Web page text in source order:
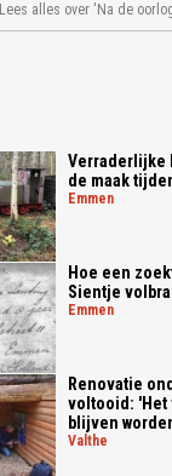
Lees alles over 'Na de
Verraderlijke
de maak
emmen
Hoe een
Sientje
emmen
Renovatie
voltooid: 'Het
blijven
valthe